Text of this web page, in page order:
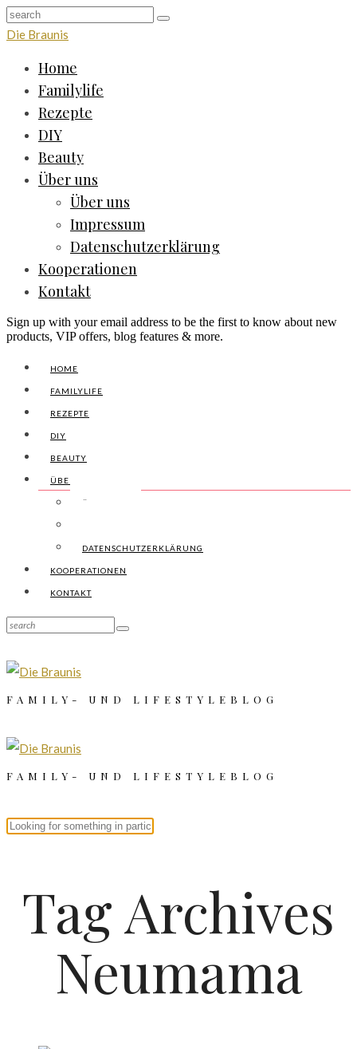
Die Braunis
Home
Familylife
Rezepte
DIY
Beauty
Über uns
Über uns
Impressum
Datenschutzerklärung
Kooperationen
Kontakt
Sign up with your email address to be the first to know about new
products, VIP offers, blog features & more.
HOME
FAMILYLIFE
REZEPTE
DIY
BEAUTY
ÜBER UNS
ÜBER UNS
DATENSCHUTZERKLÄRUNG
KOOPERATIONEN
KONTAKT
FAMILY- UND LIFESTYLEBLOG
FAMILY- UND LIFESTYLEBLOG
Tag Archives
Neumama